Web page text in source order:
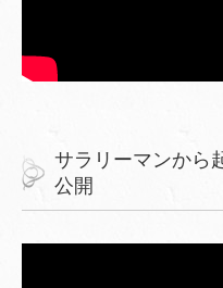
サラリーマンから
公開